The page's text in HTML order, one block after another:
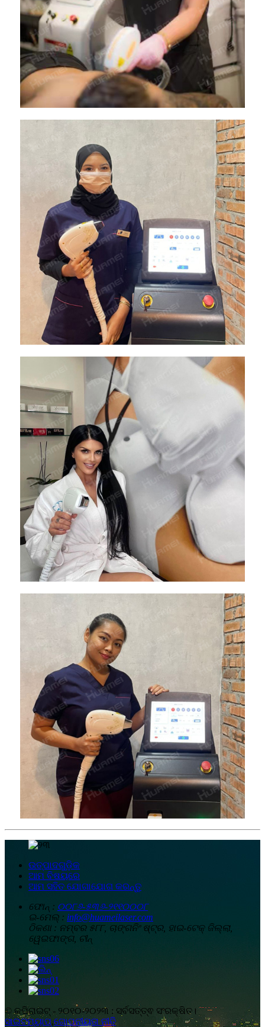
ଉତ୍ପାଦଗୁଡ଼ିକ
ଆମ ବିଷୟରେ
ଆମ ସହିତ ଯୋଗାଯୋଗ କରନ୍ତୁ
ଫୋନ୍ : ୦୦୮୬-୫୩୬-୨୧୧୦୦୦୮
ଇ-ମେଲ୍ : info@huameilaser.com
ଠିକଣା : ନମ୍ବର ୫୮୮, ଚାଙ୍ଗନିଂ ଷ୍ଟ୍ର, ହାଇ-ଟେକ୍ ଜିଲ୍ଲା,
ୱେଇଫାଙ୍ଗ, ଚୀନ୍
© କପିରାଇଟ୍ - ୨୦୧୦-୨୦୨୩ : ସର୍ବସତ୍ତ୍ଵ ସଂରକ୍ଷିତ।
ସାଇଟମ୍ୟାପ୍,ଗୋପନୀୟତା ନୀତି